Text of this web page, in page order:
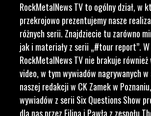
RockMetalNews TV to ogólny dział, w
przekrojowo prezentujemy nasze
różnych serii. Znajdziecie tu zarówno
jak i materiały z serii „#tour report”. W
RockMetalNews TV nie brakuje również
video, w tym wywiadów nagrywanych w
naszej redakcji w CK Zamek w
wywiadów z serii Six Questions Show
dla nas przez Filipa i Pawła z zespołu